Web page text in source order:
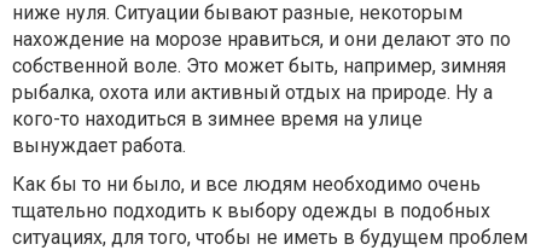
ниже нуля. Ситуации бывают разные, некоторым
нахождение на морозе нравиться, и они делают это по
собственной воле. Это может быть, например, зимняя
рыбалка, охота или активный отдых на природе. Ну а
кого-то находиться в зимнее время на улице
вынуждает работа.
Как бы то ни было, и все людям необходимо очень
тщательно подходить к выбору одежды в подобных
ситуациях, для того, чтобы не иметь в будущем проблем